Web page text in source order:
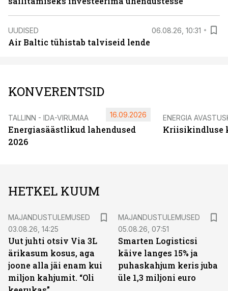
UUDISED 06.08.26, 10:31
Air Baltic tühistab talviseid lende
KONVERENTSID
TALLINN - IDA-VIRUMAA
Energiasäästlikud lahendused
2026
16.09.2026 ENERGIA
Kriisikindluse
HETKEL KUUM
MAJANDUSTULEMUSED
03.08.26, 14:25
Uut juhti otsiv Via 3L
ärikasum kosus, aga
joone alla jäi enam kui
miljon kahjumit. “Oli
MAJANDUSTULEMUSED
05.08.26, 07:51
Smarten Logisticsi
käive langes 15% ja
puhaskahjum keris juba
üle 1,3 miljoni euro